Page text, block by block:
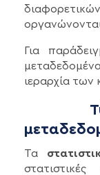
Για
ιεραρχία των
Τα